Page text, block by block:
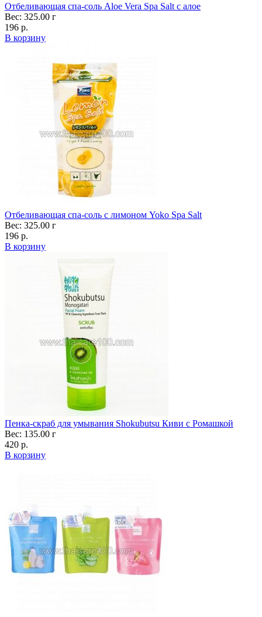
Отбеливающая спа-соль Aloe Vera Spa Salt с алое
Вес: 325.00 г
196 р.
В корзину
Отбеливающая спа-соль с лимоном Yoko Spa Salt
Вес: 325.00 г
196 р.
В корзину
Пенка-скраб для умывания Shokubutsu Киви с Ромашкой
Вес: 135.00 г
420 р.
В корзину